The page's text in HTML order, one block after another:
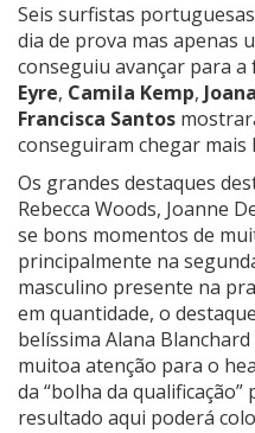
Seis surfistas
dia de prova mas apenas
conseguiu avançar para a
Eyre, Camila Kemp,
Francisca Santos
conseguiram chegar mais
Os grandes destaques
Rebecca Woods, Joanne
se bons momentos de
principalmente na
masculino presente na
em quantidade, o
belíssima Alana
muitoa atenção para o
da “bolha da
resultado aqui poderá